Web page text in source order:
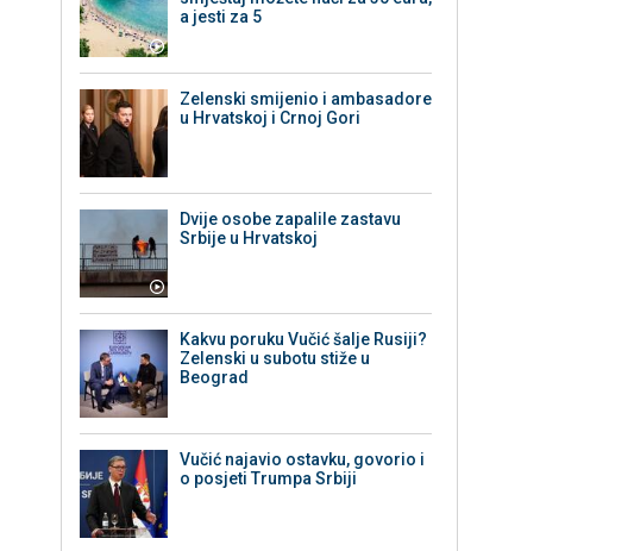
a jesti za 5
Zelenski smijenio i ambasadore
u Hrvatskoj i Crnoj Gori
Dvije osobe zapalile zastavu
Srbije u Hrvatskoj
Kakvu poruku Vučić šalje Rusiji?
Zelenski u subotu stiže u
Beograd
Vučić najavio ostavku, govorio i
o posjeti Trumpa Srbiji